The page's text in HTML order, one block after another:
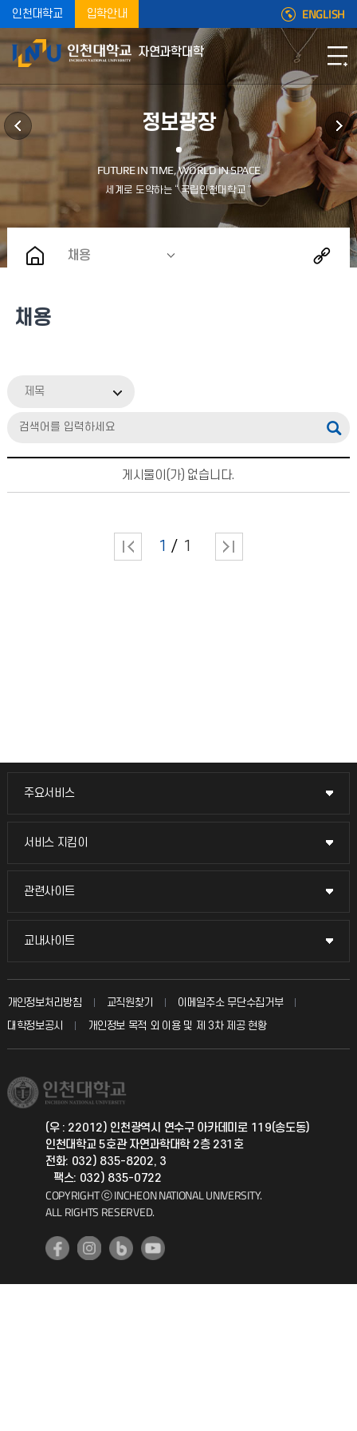
인천대학교 입학안내 ENGLISH
자연과학대학
정보광장
채용
채용
제목
게시물이(가) 없습니다.
1 1
주요서비스
주요서비스
교무회의방송
입학안내
취업정보(학생)
서비스 지킴이
서비스 지킴이
묻고 답하기
칭찬마당
학생서비스 지킴이
관련사이트
관련사이트
국방헬프콜
총동문회
교내사이트
교내사이트
교수회
교육혁신본부
국제지원과
공자아카데미
기초교육원
개인정보처리방침 교직원찾기
이메일주소 무단수집거부
대학정보공시
개인정보 목적 외 이용 및 제 3차 제공 현황
(우 : 22012) 인천광역시 연수구 아카데미로 119(송도동)
인천대학교 5호관 자연과학대학 2층 231호
전화: 032) 835-8202, 3
팩스: 032) 835-0722
COPYRIGHT ⓒ INCHEON NATIONAL UNIVERSITY.
ALL RIGHTS RESERVED.